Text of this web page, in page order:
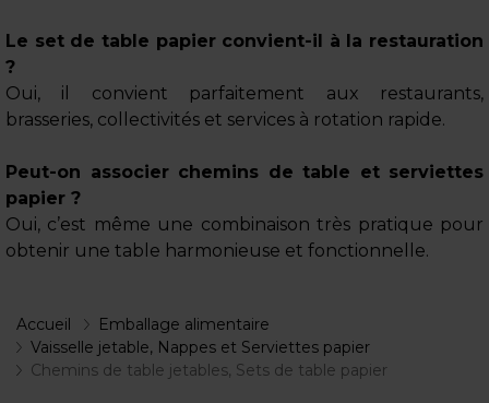
Le set de table papier convient-il à la restauration
?
Oui, il convient parfaitement aux restaurants,
brasseries, collectivités et services à rotation rapide.
Peut-on associer chemins de table et serviettes
papier ?
Oui, c’est même une combinaison très pratique pour
obtenir une table harmonieuse et fonctionnelle.
Accueil
Emballage alimentaire
Vaisselle jetable, Nappes et Serviettes papier
Chemins de table jetables, Sets de table papier